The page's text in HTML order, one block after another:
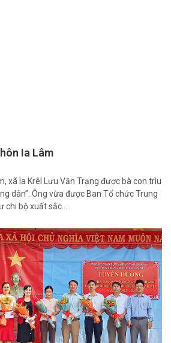
Ia Lâm
xã Ia Krêl Lưu Văn Trạng được bà con trìu
dân”. Ông vừa được Ban Tổ chức Trung
bộ xuất sắc…